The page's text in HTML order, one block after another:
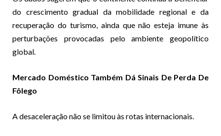
do crescimento gradual da mobilidade regional e da
recuperação do turismo, ainda que não esteja imune às
perturbações provocadas pelo ambiente geopolítico
global.
Mercado Doméstico Também Dá Sinais De Perda De
Fôlego
A desaceleração não se limitou às rotas internacionais.